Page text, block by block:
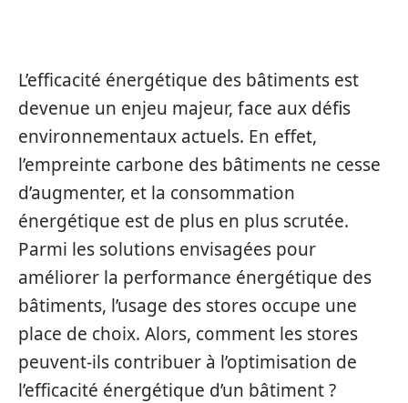
L’efficacité énergétique des bâtiments est
devenue un enjeu majeur, face aux défis
environnementaux actuels. En effet,
l’empreinte carbone des bâtiments ne cesse
d’augmenter, et la consommation
énergétique est de plus en plus scrutée.
Parmi les solutions envisagées pour
améliorer la performance énergétique des
bâtiments, l’usage des stores occupe une
place de choix. Alors, comment les stores
peuvent-ils contribuer à l’optimisation de
l’efficacité énergétique d’un bâtiment ?